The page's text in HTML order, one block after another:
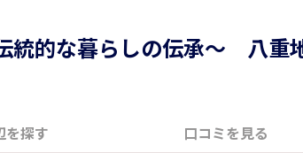
統的な暮らしの伝承〜 八重
を探す 口コミを見る